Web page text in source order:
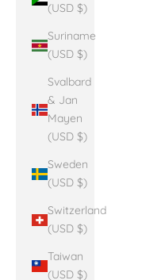
(USD $)
Suriname
(USD $)
Svalbard
& Jan
Mayen
(USD $)
Sweden
(USD $)
Switzerland
(USD $)
Taiwan
(USD $)